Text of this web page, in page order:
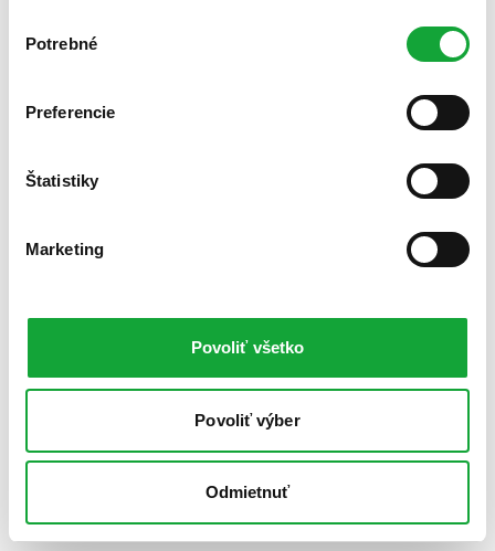
súhlasu
Potrebné
Preferencie
Štatistiky
Marketing
Povoliť všetko
Povoliť výber
Odmietnuť